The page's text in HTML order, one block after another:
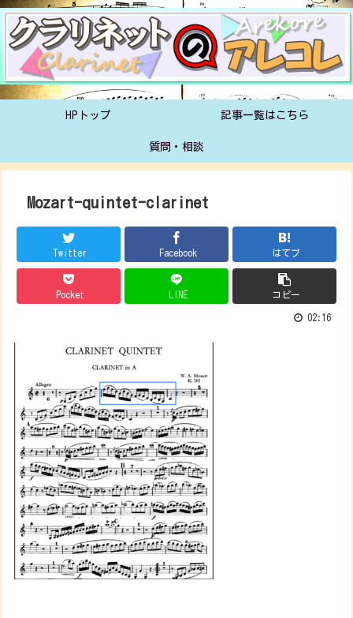
HPトップ 記事一覧はこちら
質問・相談
Mozart-quintet-clarinet
Twitter Facebook はてブ
Pocket LINE コピー
02:16